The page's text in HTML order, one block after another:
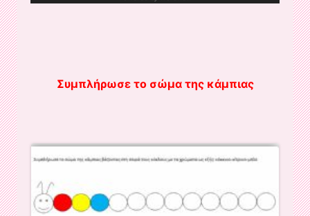
Συμπλήρωσε το σώμα της κάμπιας